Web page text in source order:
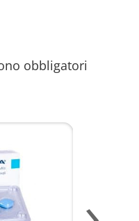
obbligatori